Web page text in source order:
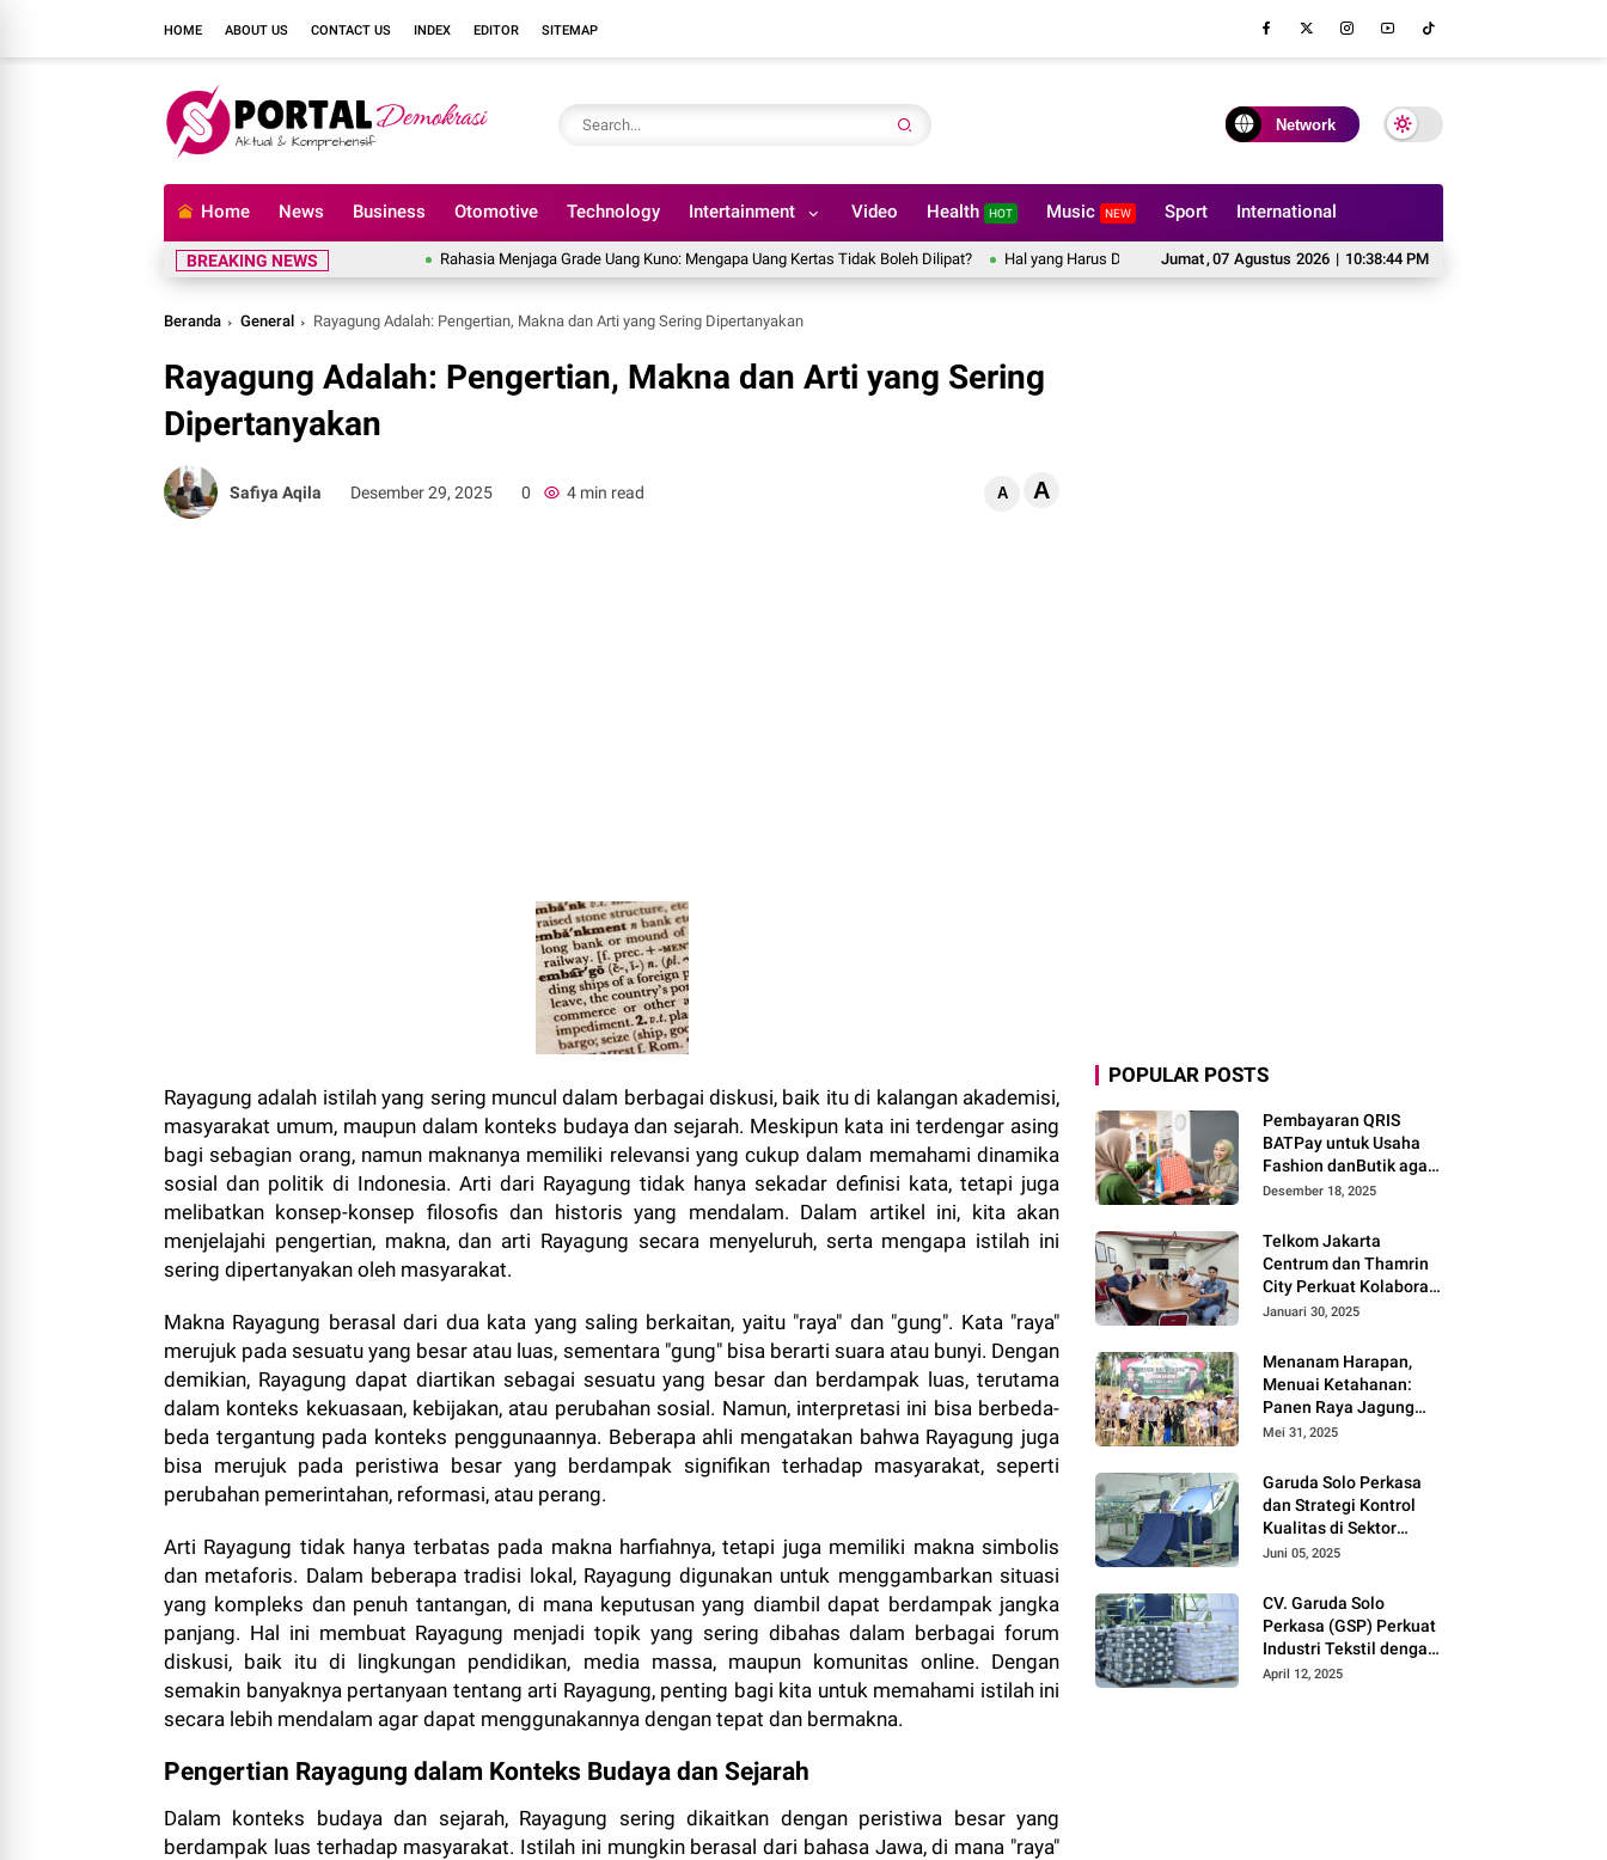
HOME ABOUT US CONTACT US INDEX EDITOR SITEMAP
Network
Home News Business Otomotive Technology Intertainment Video Health HOT Music NEW Sport International
Jumat,07 Agustus 2026 | 10:38:45 PM
BREAKING NEWS Rahasia Menjaga Grade Uang Kuno: Mengapa Uang Kertas Tidak Boleh Dilipat? Hal yang Harus Dipertimbangkan Sebelum Memesan Sofa Custom
Beranda General Rayagung Adalah: Pengertian, Makna dan Arti yang Sering Dipertanyakan
Rayagung Adalah: Pengertian, Makna dan Arti yang Sering
Dipertanyakan
Safiya Aqila Desember 29, 2025 0 4 min read A A
Rayagung adalah istilah yang sering muncul dalam berbagai diskusi, baik itu di kalangan akademisi,
masyarakat umum, maupun dalam konteks budaya dan sejarah. Meskipun kata ini terdengar asing
bagi sebagian orang, namun maknanya memiliki relevansi yang cukup dalam memahami dinamika
sosial dan politik di Indonesia. Arti dari Rayagung tidak hanya sekadar definisi kata, tetapi juga
melibatkan konsep-konsep filosofis dan historis yang mendalam. Dalam artikel ini, kita akan
menjelajahi pengertian, makna, dan arti Rayagung secara menyeluruh, serta mengapa istilah ini
sering dipertanyakan oleh masyarakat.
Makna Rayagung berasal dari dua kata yang saling berkaitan, yaitu "raya" dan "gung". Kata "raya"
merujuk pada sesuatu yang besar atau luas, sementara "gung" bisa berarti suara atau bunyi. Dengan
demikian, Rayagung dapat diartikan sebagai sesuatu yang besar dan berdampak luas, terutama
dalam konteks kekuasaan, kebijakan, atau perubahan sosial. Namun, interpretasi ini bisa berbeda-
beda tergantung pada konteks penggunaannya. Beberapa ahli mengatakan bahwa Rayagung juga
bisa merujuk pada peristiwa besar yang berdampak signifikan terhadap masyarakat, seperti
perubahan pemerintahan, reformasi, atau perang.
Arti Rayagung tidak hanya terbatas pada makna harfiahnya, tetapi juga memiliki makna simbolis
dan metaforis. Dalam beberapa tradisi lokal, Rayagung digunakan untuk menggambarkan situasi
yang kompleks dan penuh tantangan, di mana keputusan yang diambil dapat berdampak jangka
panjang. Hal ini membuat Rayagung menjadi topik yang sering dibahas dalam berbagai forum
diskusi, baik itu di lingkungan pendidikan, media massa, maupun komunitas online. Dengan
semakin banyaknya pertanyaan tentang arti Rayagung, penting bagi kita untuk memahami istilah ini
secara lebih mendalam agar dapat menggunakannya dengan tepat dan bermakna.
Pengertian Rayagung dalam Konteks Budaya dan Sejarah
Dalam konteks budaya dan sejarah, Rayagung sering dikaitkan dengan peristiwa besar yang
berdampak luas terhadap masyarakat. Istilah ini mungkin berasal dari bahasa Jawa, di mana "raya"
POPULAR POSTS
Pembayaran QRIS
BATPay untuk Usaha
Fashion danButik agar
Transaksi Lebih Cepat
Desember 18, 2025
Telkom Jakarta
Centrum dan Thamrin
City Perkuat Kolaborasi
Kawasan Bisnis dan
Januari 30, 2025
Menanam Harapan,
Menuai Ketahanan:
Panen Raya Jagung
Warnai Sinergi Polres
Moutong
Mei 31, 2025
Garuda Solo Perkasa
dan Strategi Kontrol
Kualitas di Sektor
Tekstil
Juni 05, 2025
CV. Garuda Solo
Perkasa (GSP) Perkuat
Industri Tekstil dengan
Produksi Kain Greige
April 12, 2025